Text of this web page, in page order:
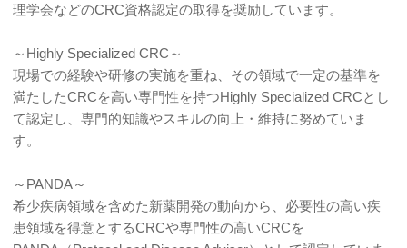
理学会などのCRC資格認定の取得を奨励しています。
～Highly Specialized CRC～
現場での経験や研修の実施を重ね、その領域で一定の基準を
満たしたCRCを高い専門性を持つHighly Specialized CRCとし
て認定し、専門的知識やスキルの向上・維持に努めていま
す。
～PANDA～
希少疾病領域を含めた新薬開発の動向から、必要性の高い疾
患領域を得意とするCRCや専門性の高いCRCを